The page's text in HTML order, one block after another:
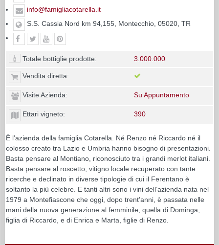
info@famigliacotarella.it
S.S. Cassia Nord km 94,155, Montecchio, 05020, TR
Totale bottiglie prodotte: 3.000.000
Vendita diretta:
Visite Azienda: Su Appuntamento
Ettari vigneto: 390
È l’azienda della famiglia Cotarella. Né Renzo né Riccardo né il
colosso creato tra Lazio e Umbria hanno bisogno di presentazioni.
Basta pensare al Montiano, riconosciuto tra i grandi merlot italiani.
Basta pensare al roscetto, vitigno locale recuperato con tante
ricerche e declinato in diverse tipologie di cui il Ferentano è
soltanto la più celebre. E tanti altri sono i vini dell’azienda nata nel
1979 a Montefiascone che oggi, dopo trent’anni, è passata nelle
mani della nuova generazione al femminile, quella di Dominga,
figlia di Riccardo, e di Enrica e Marta, figlie di Renzo.